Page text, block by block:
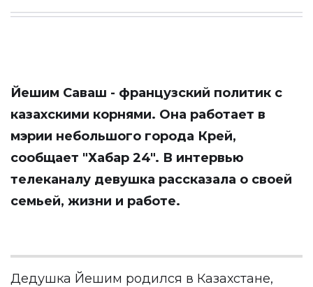
Йешим Саваш - французский политик с
казахскими корнями. Она работает в
мэрии небольшого города Крей,
сообщает "Хабар 24". В интервью
телеканалу девушка рассказала о своей
семьей, жизни и работе.
Дедушка Йешим родился в Казахстане,